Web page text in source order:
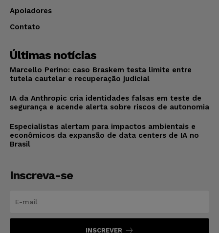
Apoiadores
Contato
Últimas notícias
Marcello Perino: caso Braskem testa limite entre
tutela cautelar e recuperação judicial
IA da Anthropic cria identidades falsas em teste de
segurança e acende alerta sobre riscos de autonomia
Especialistas alertam para impactos ambientais e
econômicos da expansão de data centers de IA no
Brasil
Inscreva-se
INSCREVER